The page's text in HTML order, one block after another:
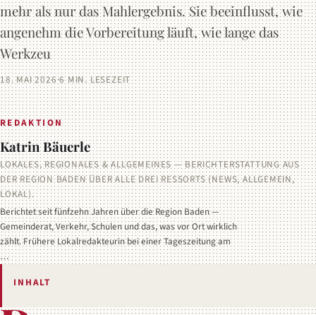
mehr als nur das Mahlergebnis. Sie beeinflusst, wie
angenehm die Vorbereitung läuft, wie lange das
Werkzeu
18. MAI 2026·6 MIN. LESEZEIT
REDAKTION
Katrin Bäuerle
LOKALES, REGIONALES & ALLGEMEINES — BERICHTERSTATTUNG AUS
DER REGION BADEN ÜBER ALLE DREI RESSORTS (NEWS, ALLGEMEIN,
LOKAL).
Berichtet seit fünfzehn Jahren über die Region Baden —
Gemeinderat, Verkehr, Schulen und das, was vor Ort wirklich
zählt. Frühere Lokalredakteurin bei einer Tageszeitung am
…
INHALT